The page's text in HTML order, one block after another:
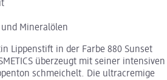
Mineralölen
Lippenstift in der Farbe 880 Sunset
überzeugt mit seiner intensiven
schmeichelt. Die ultracremige